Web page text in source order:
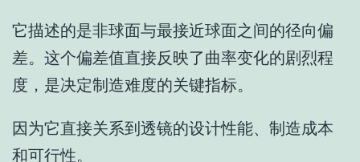
它描述的是非球面与最接近球面之间的径向偏
差。这个偏差值直接反映了曲率变化的剧烈程
度，是决定制造难度的关键指标。
因为它直接关系到透镜的设计性能、制造成本
和可行性。